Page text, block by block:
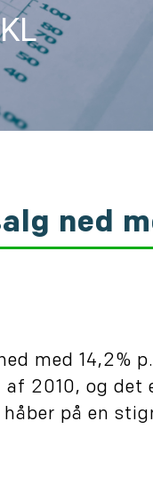
ned
med 14,2%
2010, og det
på en